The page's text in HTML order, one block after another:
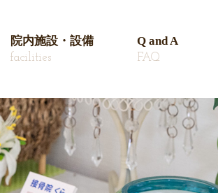
院内施設・設備
facilities
Q and A
FAQ